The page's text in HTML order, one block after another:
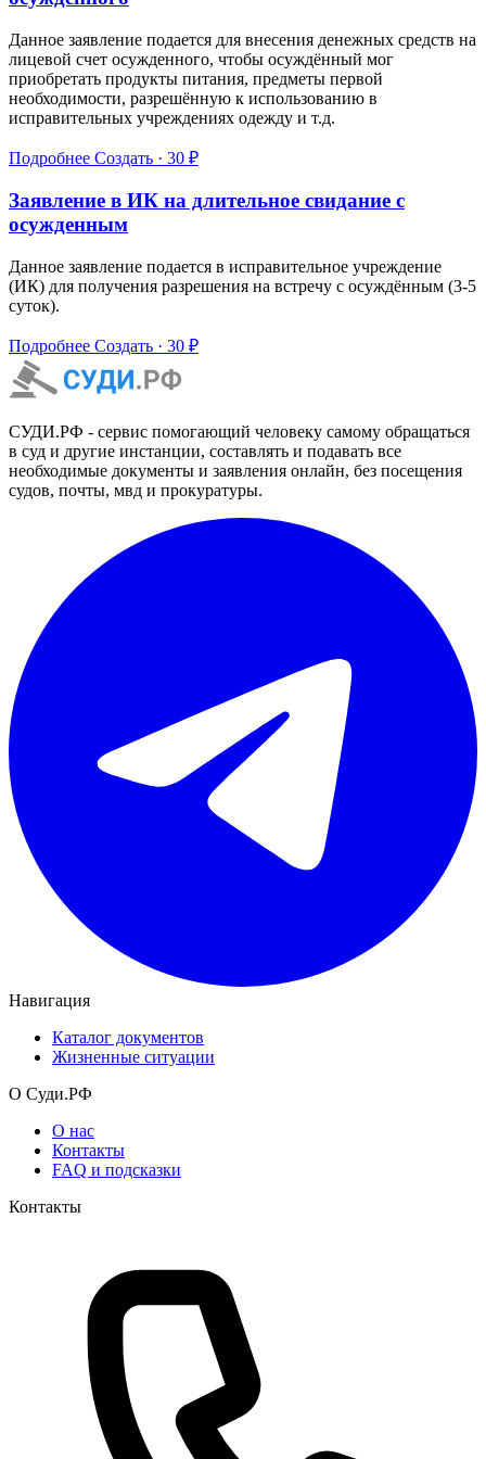
Данное заявление подается для внесения денежных средств на
лицевой счет осужденного, чтобы осуждённый мог
приобретать продукты питания, предметы первой
необходимости, разрешённую к использованию в
исправительных учреждениях одежду и т.д.
Подробнее Создать · 30 ₽
Заявление в ИК на длительное свидание с
осужденным
Данное заявление подается в исправительное учреждение
(ИК) для получения разрешения на встречу с осуждённым (3-5
суток).
Подробнее Создать · 30 ₽
СУДИ.РФ - сервис помогающий человеку самому обращаться
в суд и другие инстанции, составлять и подавать все
необходимые документы и заявления онлайн, без посещения
судов, почты, мвд и прокуратуры.
Навигация
Каталог документов
Жизненные ситуации
О Суди.РФ
О нас
Контакты
FAQ и подсказки
Контакты